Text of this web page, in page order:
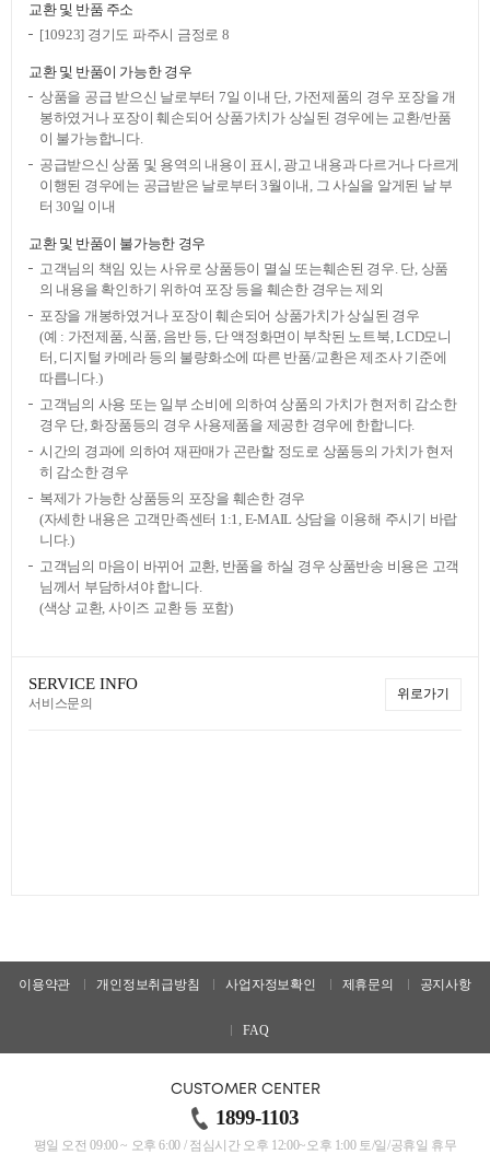
교환 및 반품 주소
[10923] 경기도 파주시 금정로 8
교환 및 반품이 가능한 경우
상품을 공급 받으신 날로부터 7일 이내 단, 가전제품의 경우 포장을 개
봉하였거나 포장이 훼손되어 상품가치가 상실된 경우에는 교환/반품
이 불가능합니다.
공급받으신 상품 및 용역의 내용이 표시, 광고 내용과 다르거나 다르게
이행된 경우에는 공급받은 날로부터 3월이내, 그 사실을 알게된 날 부
터 30일 이내
교환 및 반품이 불가능한 경우
고객님의 책임 있는 사유로 상품등이 멸실 또는훼손된 경우. 단, 상품
의 내용을 확인하기 위하여 포장 등을 훼손한 경우는 제외
포장을 개봉하였거나 포장이 훼손되어 상품가치가 상실된 경우
(예 : 가전제품, 식품, 음반 등, 단 액정화면이 부착된 노트북, LCD모니
터, 디지털 카메라 등의 불량화소에 따른 반품/교환은 제조사 기준에
따릅니다.)
고객님의 사용 또는 일부 소비에 의하여 상품의 가치가 현저히 감소한
경우 단, 화장품등의 경우 사용제품을 제공한 경우에 한합니다.
시간의 경과에 의하여 재판매가 곤란할 정도로 상품등의 가치가 현저
히 감소한 경우
복제가 가능한 상품등의 포장을 훼손한 경우
(자세한 내용은 고객만족센터 1:1, E-MAIL 상담을 이용해 주시기 바랍
니다.)
고객님의 마음이 바뀌어 교환, 반품을 하실 경우 상품반송 비용은 고객
님께서 부담하셔야 합니다.
(색상 교환, 사이즈 교환 등 포함)
SERVICE INFO
서비스문의
위로가기
이용약관 개인정보취급방침 사업자정보확인 제휴문의 공지사항
FAQ
CUSTOMER CENTER
1899-1103
평일 오전 09:00 ~ 오후 6:00 / 점심시간 오후 12:00~오후 1:00 토/일/공휴일 휴무